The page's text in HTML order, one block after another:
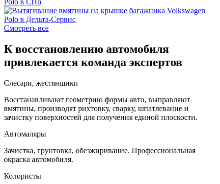
Смотреть все
К восстановлению автомобиля
привлекается команда экспертов
Слесари, жестянщики
Восстанавливают геометрию формы авто, выправляют
вмятины, производят рихтовку, сварку, шпатлевание и
зачистку поверхностей для получения единой плоскости.
Автомаляры
Зачистка, грунтовка, обезжиривание. Профессиональная
окраска автомобиля.
Колористы